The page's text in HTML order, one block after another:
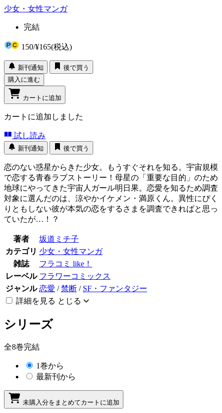
少女・女性マンガ
完結
150/¥165(税込)
新刊通知
後で買う
購入に進む
カートに追加
カートに追加しました
試し読み
新刊通知 後で買う
恋のない惑星からきた少女。もうすぐそれを知る。宇宙規模
で恋する青春ラブストーリー！母星の「重要な目的」のため
地球にやってきた宇宙人ガール明日果。恋愛を知るため調査
対象に選んだのは、涼やかイケメン・満原くん。異性にぴく
りともしない彼が本気の恋をするさまを調査できればと思っ
ていたが…！？
著者
坂道ミチ子
カテゴリ 少女・女性マンガ
雑誌
フラコミ like！
レーベル フラワーコミックス
ジャンル 恋愛 /禁断 / SF・ファンタジー
詳細を見る とじる
シリーズ
全8巻完結
1巻から
最新刊から
未購入分をまとめてカートに追加